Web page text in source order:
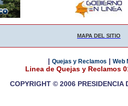
MAPA DEL SITIO
| Quejas y Reclamos | Web
Linea de Quejas y Reclamos
COPYRIGHT © 2006 PRESIDENCIA